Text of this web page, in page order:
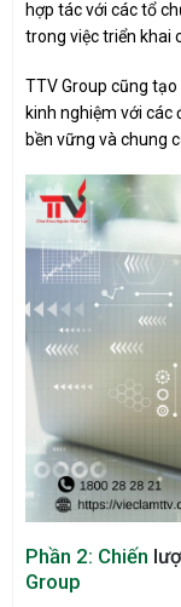
hợp tác với các tổ
trong việc triển khai
TTV Group cũng
kinh nghiệm với các
bền vững và chung
Phần 2: Chiến
Group